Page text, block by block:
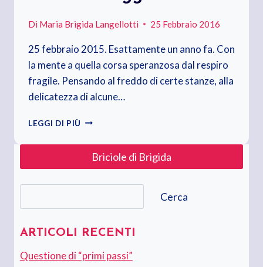
Di Maria Brigida Langellotti 25 Febbraio 2016
25 febbraio 2015. Esattamente un anno fa. Con
la mente a quella corsa speranzosa dal respiro
fragile. Pensando al freddo di certe stanze, alla
delicatezza di alcune…
LEGGI DI PIÙ RICORDI
Briciole di Brigida
Cerca
ARTICOLI RECENTI
Questione di “primi passi”